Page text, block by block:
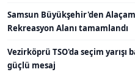
Samsun Büyükşehir'den
Rekreasyon Alanı tamamlandı
Vezirköprü TSO'da seçim yarışı
güçlü mesaj